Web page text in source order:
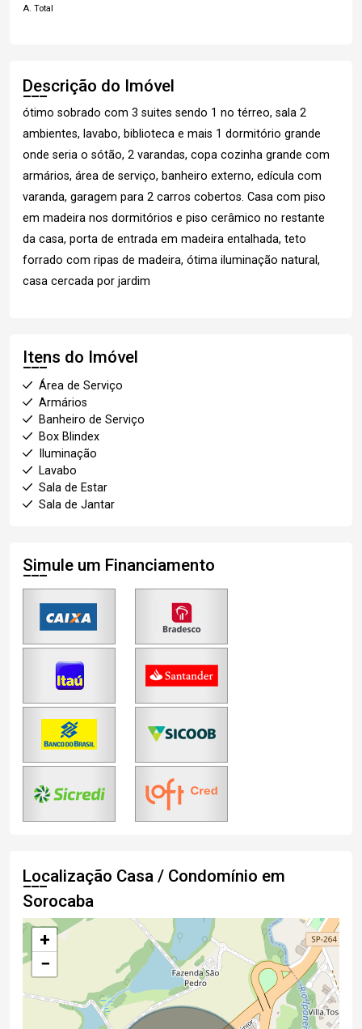
A. Total
Descrição do Imóvel
ótimo sobrado com 3 suites sendo 1 no térreo, sala 2
ambientes, lavabo, biblioteca e mais 1 dormitório grande
onde seria o sótão, 2 varandas, copa cozinha grande com
armários, área de serviço, banheiro externo, edícula com
varanda, garagem para 2 carros cobertos. Casa com piso
em madeira nos dormitórios e piso cerâmico no restante
da casa, porta de entrada em madeira entalhada, teto
forrado com ripas de madeira, ótima iluminação natural,
casa cercada por jardim
Itens do Imóvel
Área de Serviço
Armários
Banheiro de Serviço
Box Blindex
Iluminação
Lavabo
Sala de Estar
Sala de Jantar
Simule um Financiamento
Localização Casa / Condomínio em
Sorocaba
+
−